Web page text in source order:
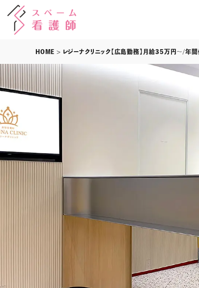
HOME > レジーナクリニック【広島勤務】月給35万円～/